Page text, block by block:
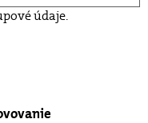
údaje.